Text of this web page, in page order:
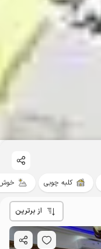
کلبه چوبی خوش
از برترین